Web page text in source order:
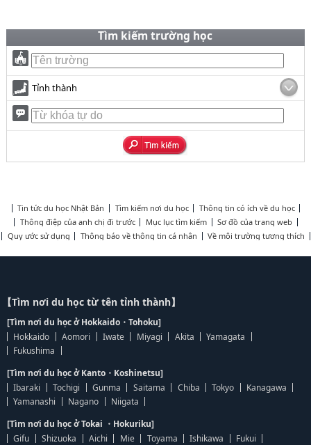
Tìm kiếm trường học
Tỉnh thành
Tin tức du học Nhật Bản Tìm kiếm nơi du học
Thông tin có ích về du học
Thông điệp của anh chị đi trước
Mục lục tìm kiếm
Sơ đồ của trang web
Quy ước sử dụng
Thông báo về thông tin cá nhân Về môi trường tương thích
【Tìm nơi du học từ tên tỉnh thành】
[Tìm nơi du học ở Hokkaido・Tohoku]
Hokkaido
Aomori Iwate Miyagi Akita
Yamagata
Fukushima
[Tìm nơi du học ở Kanto・Koshinetsu]
Ibaraki
Tochigi Gunma Saitama Chiba Tokyo
Kanagawa
Yamanashi
Nagano
Niigata
[Tìm nơi du học ở Tokai ・Hokuriku]
Gifu
Shizuoka Aichi Mie Toyama Ishikawa
Fukui